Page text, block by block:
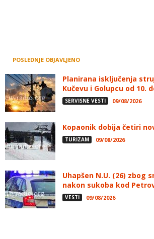
POSLEDNJE OBJAVLJENO
Planirana isključenja
Kučevu i Golupcu od 10.
SERVISNE VESTI 09/08/2026
Kopaonik dobija četiri
TURIZAM 09/08/2026
Uhapšen N.U. (26) zbog
nakon sukoba kod
VESTI 09/08/2026